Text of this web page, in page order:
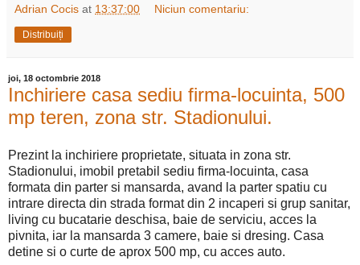
Adrian Cocis at 13:37:00 Niciun comentariu:
Distribuiți
joi, 18 octombrie 2018
Inchiriere casa sediu firma-locuinta, 500
mp teren, zona str. Stadionului.
Prezint la inchiriere proprietate, situata in zona str.
Stadionului, imobil pretabil sediu firma-locuinta, casa
formata din parter si mansarda, avand la parter spatiu cu
intrare directa din strada format din 2 incaperi si grup sanitar,
living cu bucatarie deschisa, baie de serviciu, acces la
pivnita, iar la mansarda 3 camere, baie si dresing. Casa
detine si o curte de aprox 500 mp, cu acces auto.